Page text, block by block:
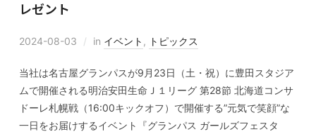
レゼント
2024-08-03 in イベント , トピックス
当社は名古屋グランパスが9月23日（土・祝）に豊田スタジア
ムで開催される明治安田生命Ｊ１リーグ 第28節 北海道コンサ
ドーレ札幌戦（16:00キックオフ）で開催する”元気で笑顔”な
一日をお届けするイベント『グランパス ガールズフェスタ